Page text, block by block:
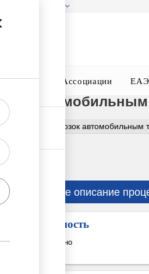
Окна Ассоциации
грузоперевозок автомобильным
Краткое описание
Стоимость
Бесплатно